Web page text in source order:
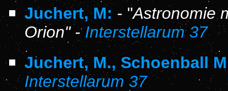
Juchert, M: - "Astronomie
Orion" -Interstellarum 37
Juchert, M., Schoenball
Interstellarum 37